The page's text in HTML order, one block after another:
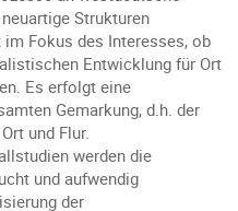
Strukturen
Fokus des Interesses, ob
Entwicklung für Ort
Es erfolgt eine
Gemarkung, d.h. der
und Flur.
werden die
und aufwendig
der